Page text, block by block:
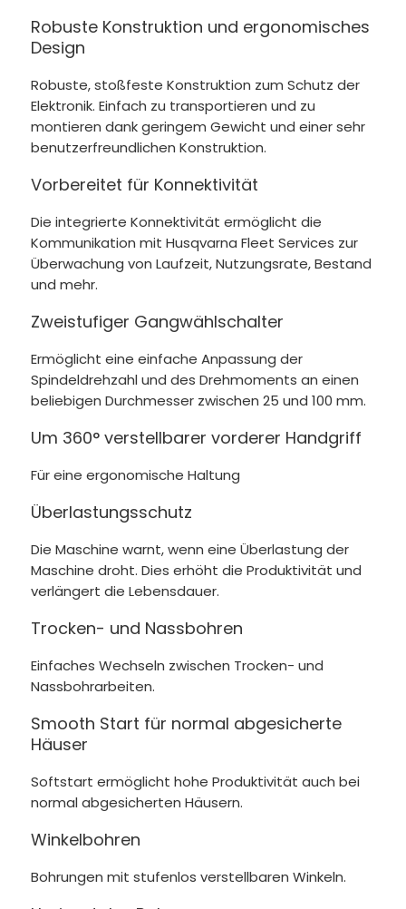
Robuste Konstruktion und ergonomisches
Design
Robuste, stoßfeste Konstruktion zum Schutz der
Elektronik. Einfach zu transportieren und zu
montieren dank geringem Gewicht und einer sehr
benutzerfreundlichen Konstruktion.
Vorbereitet für Konnektivität
Die integrierte Konnektivität ermöglicht die
Kommunikation mit Husqvarna Fleet Services zur
Überwachung von Laufzeit, Nutzungsrate, Bestand
und mehr.
Zweistufiger Gangwählschalter
Ermöglicht eine einfache Anpassung der
Spindeldrehzahl und des Drehmoments an einen
beliebigen Durchmesser zwischen 25 und 100 mm.
Um 360° verstellbarer vorderer Handgriff
Für eine ergonomische Haltung
Überlastungsschutz
Die Maschine warnt, wenn eine Überlastung der
Maschine droht. Dies erhöht die Produktivität und
verlängert die Lebensdauer.
Trocken- und Nassbohren
Einfaches Wechseln zwischen Trocken- und
Nassbohrarbeiten.
Smooth Start für normal abgesicherte
Häuser
Softstart ermöglicht hohe Produktivität auch bei
normal abgesicherten Häusern.
Winkelbohren
Bohrungen mit stufenlos verstellbaren Winkeln.